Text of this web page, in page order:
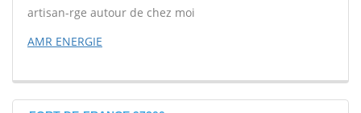
artisan-rge autour de chez moi
AMR ENERGIE